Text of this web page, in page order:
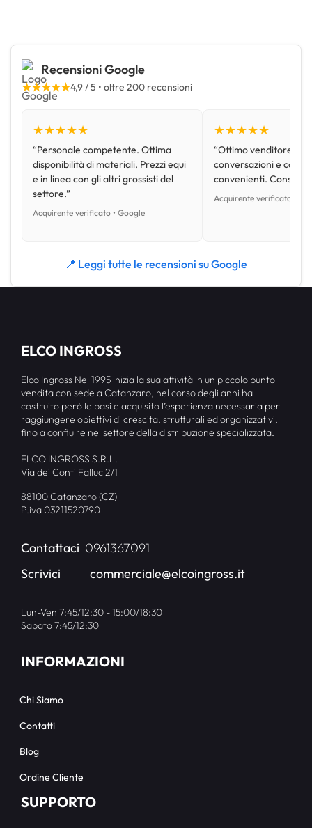
Recensioni Google
★★★★★4,9 / 5 • oltre 200 recensioni
★★★★★
“Personale competente. Ottima
disponibilità di materiali. Prezzi equi
e in linea con gli altri grossisti del
settore.”
Acquirente verificato • Google
★★★★★
“Ottimo venditore,
conversazioni e con
convenienti.
Acquirente verificato •
📍 Leggi tutte le recensioni su Google
ELCO INGROSS
Elco Ingross Nel 1995 inizia la sua attività in un piccolo punto
vendita con sede a Catanzaro, nel corso degli anni ha
costruito però le basi e acquisito l’esperienza necessaria per
raggiungere obiettivi di crescita, strutturali ed organizzativi,
fino a confluire nel settore della distribuzione specializzata.
ELCO INGROSS S.R.L.
Via dei Conti Falluc 2/1
88100 Catanzaro (CZ)
P.iva 03211520790
Contattaci 0961367091
Scrivici
commerciale@elcoingross.it
Lun-Ven 7:45/12:30 - 15:00/18:30
Sabato 7:45/12:30
INFORMAZIONI
Chi Siamo
Contatti
Blog
Ordine Cliente
SUPPORTO